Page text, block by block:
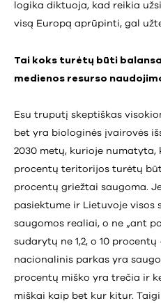
logika diktuoja, kad reikia
visą Europą aprūpinti, gal
Tai koks turėtų būti
medienos resurso
Esu truputį skeptiškas
bet yra biologinės įvairovės
2030 metų, kurioje numatyta,
procentų teritorijos turėtų
procentų griežtai saugoma.
pasiektume ir Lietuvoje visos
saugomos realiai, o ne „ant
sudarytų ne 1,2, o 10
nacionalinis parkas yra
procentų miško yra trečia ir
miškai kaip bet kur kitur.